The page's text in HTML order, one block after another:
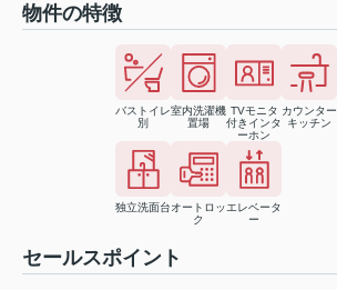
物件の特徴
バストイレ
別
室内洗濯機
置場
TVモニタ
付きインタ
ーホン
カウンター
キッチン
独立洗面台オートロッ
ク
エレベータ
ー
セールスポイント